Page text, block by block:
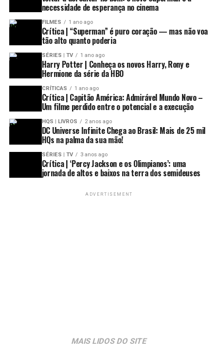
temporada chega ao fim com saldo positivo
– Adão Negro chega imponente, mas não consegue
abraçar todo seu potencial
Acompanhe nossas redes sociais para mais
novidades:
Facebook
necessidade de esperança no cinema
FILMES 1 ano ago
Crítica | “Superman” é puro coração — mas não voa
tão alto quanto poderia
SÉRIES | TV 1 ano ago
Harry Potter | Conheça os novos Harry, Rony e
Hermione da série da HBO
CRÍTICAS 1 ano ago
Crítica | Capitão América: Admirável Mundo Novo –
Um filme perdido entre o potencial e a execução
HQS | LIVROS 2 anos ago
DC Universe Infinite Chega ao Brasil: Mais de 25 mil
HQs na palma da sua mão!
SÉRIES | TV 3 anos ago
Crítica | ‘Percy Jackson e os Olimpianos’: uma
jornada de altos e baixos na terra dos semideuses
ADVERTISEMENT
MAIS LIDOS DO SITE